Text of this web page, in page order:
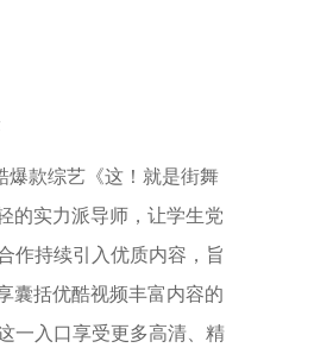
爆款综艺《这！就是街舞
的实力派导师，让学生党
作持续引入优质内容，旨
囊括优酷视频丰富内容的
一入口享受更多高清、精